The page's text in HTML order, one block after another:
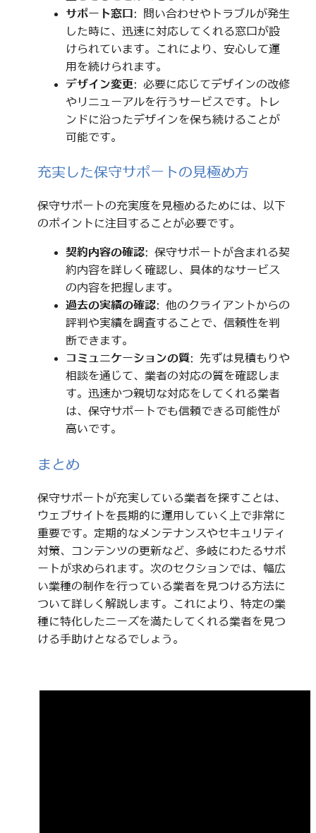
サポート窓口 : 問い合わせやトラブルが発生
した時に、迅速に対応してくれる窓口が設
けられています。これにより、安心して運
用を続けられます。
デザイン変更: 必要に応じてデザインの改修
やリニューアルを行うサービスです。トレ
ンドに沿ったデザインを保ち続けることが
可能です。
充実した保守サポートの見極め方
保守サポートの充実度を見極めるためには、以下
のポイントに注目することが必要です。
契約内容の確認: 保守サポートが含まれる契
約内容を詳しく確認し、具体的なサービス
の内容を把握します。
過去の実績の確認: 他のクライアントからの
評判や実績を調査することで、信頼性を判
断できます。
コミュニケーションの質: 先ずは見積もりや
相談を通じて、業者の対応の質を確認しま
す。迅速かつ親切な対応をしてくれる業者
は、保守サポートでも信頼できる可能性が
高いです。
まとめ
保守サポートが充実している業者を探すことは、
ウェブサイトを長期的に運用していく上で非常に
重要です。定期的なメンテナンスやセキュリティ
対策、コンテンツの更新など、多岐にわたるサポ
ートが求められます。次のセクションでは、幅広
い業種の制作を行っている業者を見つける方法に
ついて詳しく解説します。これにより、特定の業
種に特化したニーズを満たしてくれる業者を見つ
ける手助けとなるでしょう。